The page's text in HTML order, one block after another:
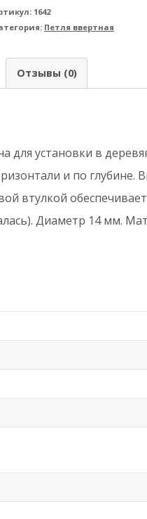
(АГБ)
1642
Петля ввертная
Отзывы (0)
для установки в
и по глубине.
втулкой
Диаметр 14 мм.